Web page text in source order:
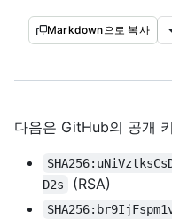
Markdown으로 복사
다음은 GitHub의 공개
D2s
(RSA)